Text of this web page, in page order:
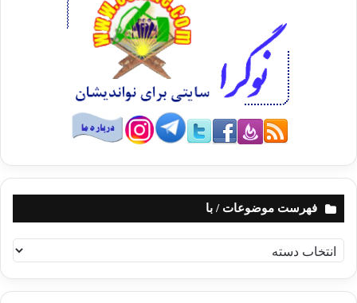
فهرست موضوعات / با
ه
ر